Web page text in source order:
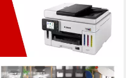
CANON